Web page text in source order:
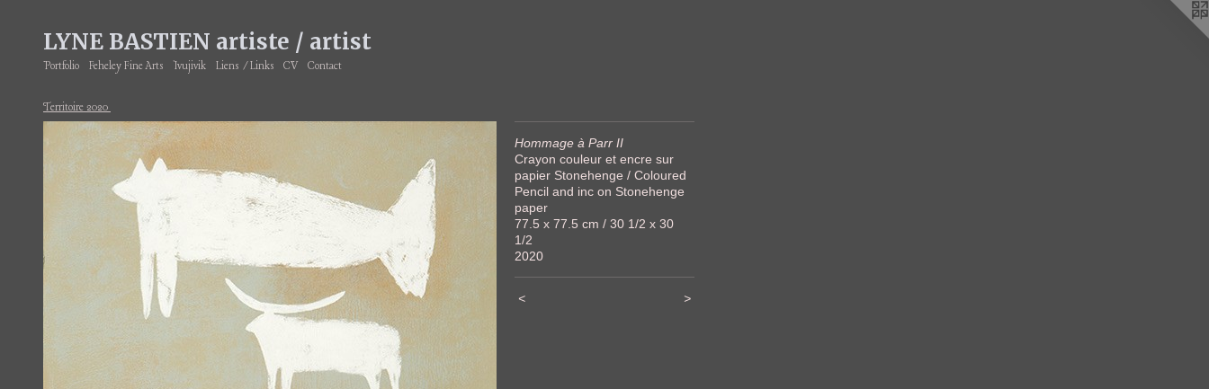
LYNE BASTIEN artiste / artist
Portfolio Feheley Fine Arts Ivujivik Liens /Links CV Contact
Territoire 2020
Hommage à Parr II
Crayon couleur et encre sur
papier Stonehenge / Coloured
Pencil and inc on Stonehenge
paper
77.5 x 77.5 cm / 30 1/2 x 30
1/2
2020
< >